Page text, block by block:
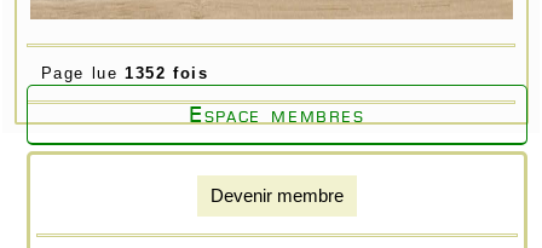
Page lue 1352 fois
Espace membres
Devenir membre